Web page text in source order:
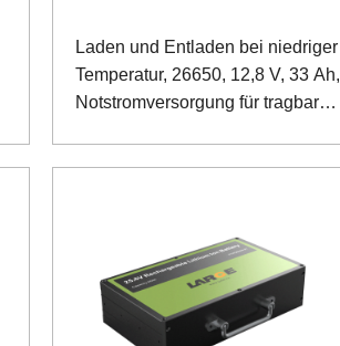
Laden und Entladen bei niedriger
Temperatur, 26650, 12,8 V, 33 Ah,
Notstromversorgung für tragbare